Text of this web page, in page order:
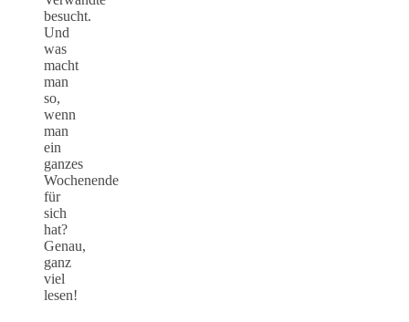
besucht.
Und
was
macht
man
so,
wenn
man
ein
ganzes
Wochenende
für
sich
hat?
Genau,
ganz
viel
lesen!